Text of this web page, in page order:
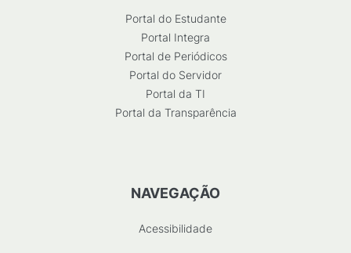
Portal do Estudante
Portal Integra
Portal de Periódicos
Portal do Servidor
Portal da TI
Portal da Transparência
NAVEGAÇÃO
Acessibilidade